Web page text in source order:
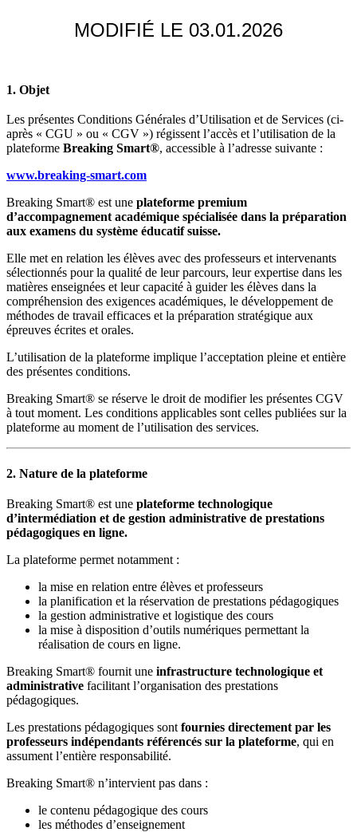
MODIFIÉ LE 03.01.2026
1. Objet
Les présentes Conditions Générales d’Utilisation et de Services (ci-
après « CGU » ou « CGV ») régissent l’accès et l’utilisation de la
plateforme Breaking Smart®, accessible à l’adresse suivante :
www.breaking-smart.com
Breaking Smart® est une plateforme premium
d’accompagnement académique spécialisée dans la préparation
aux examens du système éducatif suisse.
Elle met en relation les élèves avec des professeurs et intervenants
sélectionnés pour la qualité de leur parcours, leur expertise dans les
matières enseignées et leur capacité à guider les élèves dans la
compréhension des exigences académiques, le développement de
méthodes de travail efficaces et la préparation stratégique aux
épreuves écrites et orales.
L’utilisation de la plateforme implique l’acceptation pleine et entière
des présentes conditions.
Breaking Smart® se réserve le droit de modifier les présentes CGV
à tout moment. Les conditions applicables sont celles publiées sur la
plateforme au moment de l’utilisation des services.
2. Nature de la plateforme
Breaking Smart® est une plateforme technologique
d’intermédiation et de gestion administrative de prestations
pédagogiques en ligne.
La plateforme permet notamment :
la mise en relation entre élèves et professeurs
la planification et la réservation de prestations pédagogiques
la gestion administrative et logistique des cours
la mise à disposition d’outils numériques permettant la
réalisation de cours en ligne.
Breaking Smart® fournit une infrastructure technologique et
administrative facilitant l’organisation des prestations
pédagogiques.
Les prestations pédagogiques sont fournies directement par les
professeurs indépendants référencés sur la plateforme, qui en
assument l’entière responsabilité.
Breaking Smart® n’intervient pas dans :
le contenu pédagogique des cours
les méthodes d’enseignement